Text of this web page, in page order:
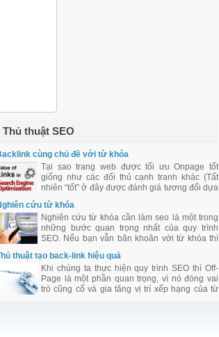
Thủ thuật SEO
cùng chủ đề với từ khóa
Tại sao trang web được tối ưu Onpage tốt
giống như các đối thủ cạnh tranh khác (Tất
nhiên “tốt” ở đây được đánh giá tương đối dựa
trên những yếu tố mà Google đưa ra cho
chúng ta tham khảo) mà vẫn xếp hạng sau họ
trên SERPs ?”
cứu từ khóa
Nghiên cứu từ khóa cần làm seo là một trong
những bước quan trọng nhất của quy trình
SEO. Nếu bạn vẫn băn khoăn với từ khóa thì
vui lòng xem định nghĩa từ khóa là gì của
chúng tôi.
thuật tạo back-link hiệu quả
Khi chúng ta thực hiện quy trình SEO thì Off-
Page là một phần quan trọng, vì nó đóng vai
trò cũng cố và gia tăng vị trí xếp hạng của từ